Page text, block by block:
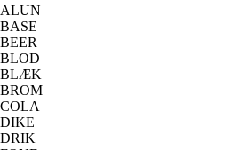
ALUN
BASE
BEER
BLOD
BLÆK
BROM
COLA
DIKE
DRIK